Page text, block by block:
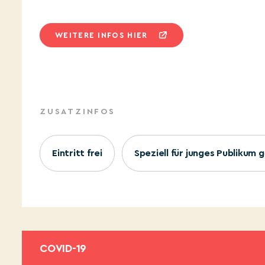
WEITERE INFOS HIER
ZUSATZINFOS
Eintritt frei Speziell für junges Publikum
COVID-19